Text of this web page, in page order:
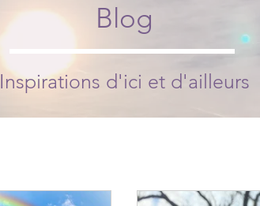
Blog
Inspirations d'ici et d'ailleurs